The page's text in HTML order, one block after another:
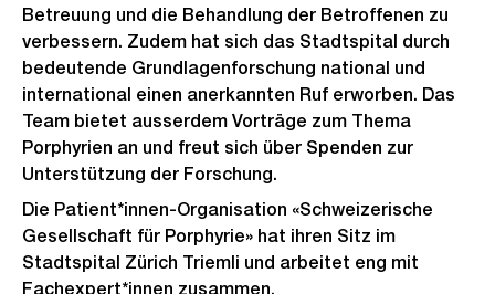
Betreuung und die Behandlung der Betroffenen zu
verbessern. Zudem hat sich das Stadtspital durch
bedeutende Grundlagenforschung national und
international einen anerkannten Ruf erworben. Das
Team bietet ausserdem Vorträge zum Thema
Porphyrien an und freut sich über Spenden zur
Unterstützung der Forschung.
Die Patient*innen-Organisation «Schweizerische
Gesellschaft für Porphyrie» hat ihren Sitz im
Stadtspital Zürich Triemli und arbeitet eng mit
Fachexpert*innen zusammen.